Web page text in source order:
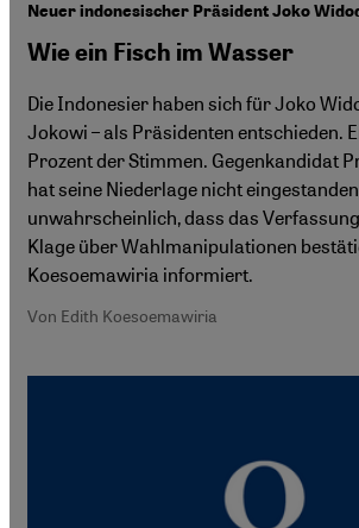
Neuer indonesischer Präsident Joko
Wie ein Fisch im Wasser
Die Indonesier haben sich für Joko
Jokowi – als Präsidenten entschieden.
Prozent der Stimmen. Gegenkandidat
hat seine Niederlage nicht
unwahrscheinlich, dass das
Klage über Wahlmanipulationen
Koesoemawiria informiert.
Von Edith Koesoemawiria